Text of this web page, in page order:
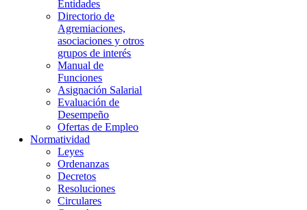
Entidades
Directorio de
Agremiaciones,
asociaciones y otros
grupos de interés
Manual de
Funciones
Asignación Salarial
Evaluación de
Desempeño
Ofertas de Empleo
Normatividad
Leyes
Ordenanzas
Decretos
Resoluciones
Circulares